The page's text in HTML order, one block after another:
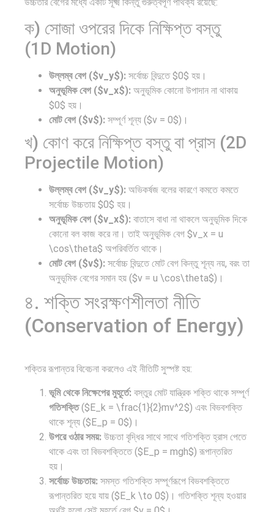
ক) সোজা ওপরের দিকে নিক্ষিপ্ত বস্তু
(1D Motion)
উল্লম্ব বেগ ($v_y$): সর্বোচ্চ বিন্দুতে $0$ হয়।
অনুভূমিক বেগ ($v_x$): অনুভূমিক কোনো উপাদান না থাকায়
$0$ হয়।
মোট বেগ ($v$): সম্পূর্ণ শূন্য ($v = 0$)।
খ) কোণ করে নিক্ষিপ্ত বস্তু বা প্রাস (2D
Projectile Motion)
উল্লম্ব বেগ ($v_y$): অভিকর্ষজ বলের কারণে কমতে কমতে
সর্বোচ্চ উচ্চতায় $0$ হয়।
অনুভূমিক বেগ ($v_x$): বাতাসে বাধা না থাকলে অনুভূমিক দিকে
কোনো বল কাজ করে না। তাই অনুভূমিক বেগ $v_x = u
\cos\theta$ অপরিবর্তিত থাকে।
মোট বেগ ($v$): সর্বোচ্চ বিন্দুতে মোট বেগ কিন্তু শূন্য নয়, বরং তা
অনুভূমিক বেগের সমান হয় ($v = u \cos\theta$)।
৪. শক্তি সংরক্ষণশীলতা নীতি
(Conservation of Energy)
শক্তির রূপান্তর বিবেচনা করলেও এই নীতিটি সুস্পষ্ট হয়:
ভূমি থেকে নিক্ষেপের মুহূর্তে: বস্তুর মোট যান্ত্রিক শক্তি থাকে সম্পূর্ণ
গতিশক্তি($E_k = \frac{1}{2}mv^2$) এবং বিভবশক্তি
থাকে শূন্য ($E_p = 0$)।
উপরে ওঠার সময়: উচ্চতা বৃদ্ধির সাথে সাথে গতিশক্তি হ্রাস পেতে
থাকে এবং তা বিভবশক্তিতে ($E_p = mgh$) রূপান্তরিত
হয়।
সর্বোচ্চ উচ্চতায়: সমস্ত গতিশক্তি সম্পূর্ণরূপে বিভবশক্তিতে
রূপান্তরিত হয়ে যায় ($E_k \to 0$)। গতিশক্তি শূন্য হওয়ার